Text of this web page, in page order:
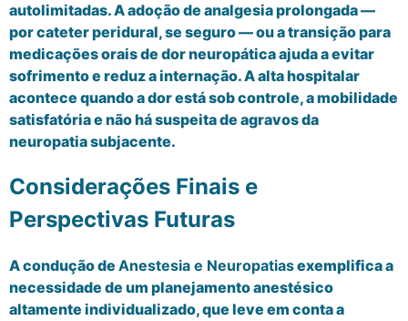
autolimitadas. A adoção de analgesia prolongada —
por cateter peridural, se seguro — ou a transição para
medicações orais de dor neuropática ajuda a evitar
sofrimento e reduz a internação. A alta hospitalar
acontece quando a dor está sob controle, a mobilidade
satisfatória e não há suspeita de agravos da
neuropatia subjacente.
Considerações Finais e
Perspectivas Futuras
A condução de Anestesia e Neuropatiasexemplifica a
necessidade de um planejamento anestésico
altamente individualizado, que leve em conta a